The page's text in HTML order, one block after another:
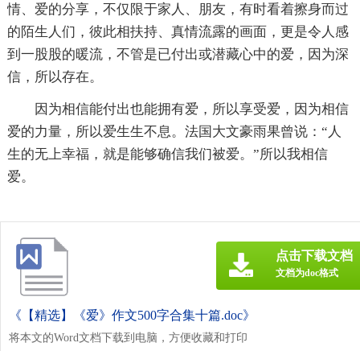
情、爱的分享，不仅限于家人、朋友，有时看着擦身而过
的陌生人们，彼此相扶持、真情流露的画面，更是令人感
到一股股的暖流，不管是已付出或潜藏心中的爱，因为深
信，所以存在。
因为相信能付出也能拥有爱，所以享受爱，因为相信
爱的力量，所以爱生生不息。法国大文豪雨果曾说：“人
生的无上幸福，就是能够确信我们被爱。”所以我相信
爱。
《【精选】《爱》作文500字合集十篇.doc》
将本文的Word文档下载到电脑，方便收藏和打印
点击下载文档
文档为doc格式